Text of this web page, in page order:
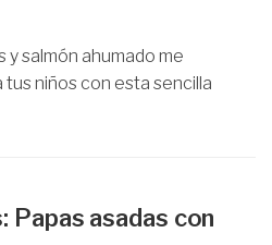
y salmón ahumado me
niños con esta sencilla
Papas asadas con